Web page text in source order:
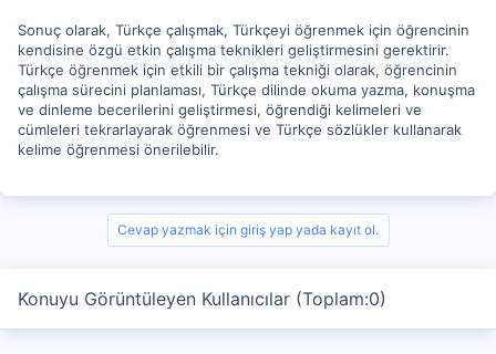
Sonuç olarak, Türkçe çalışmak, Türkçeyi öğrenmek için öğrencinin
kendisine özgü etkin çalışma teknikleri geliştirmesini gerektirir.
Türkçe öğrenmek için etkili bir çalışma tekniği olarak, öğrencinin
çalışma sürecini planlaması, Türkçe dilinde okuma yazma, konuşma
ve dinleme becerilerini geliştirmesi, öğrendiği kelimeleri ve
cümleleri tekrarlayarak öğrenmesi ve Türkçe sözlükler kullanarak
kelime öğrenmesi önerilebilir.
Cevap yazmak için giriş yap yada kayıt ol.
Konuyu Görüntüleyen Kullanıcılar (Toplam:0)